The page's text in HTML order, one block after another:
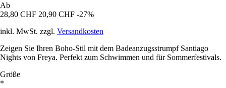
Ab
28,80 CHF 20,90 CHF -27%
inkl. MwSt. zzgl. Versandkosten
Zeigen Sie Ihren Boho-Stil mit dem Badeanzugsstrumpf Santiago
Nights von Freya. Perfekt zum Schwimmen und für Sommerfestivals.
Größe
*